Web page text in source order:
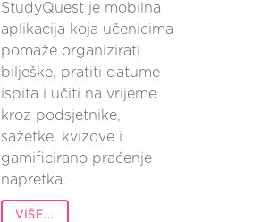
StudyQuest je mobilna
aplikacija koja učenicima
pomaže organizirati
bilješke, pratiti datume
ispita i učiti na vrijeme
kroz podsjetnike,
sažetke, kvizove i
gamificirano praćenje
napretka.
VIŠE...